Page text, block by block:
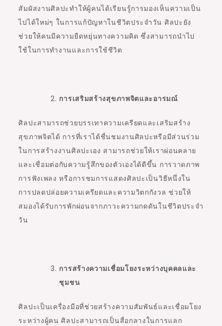
สัมผัสงานศิลปะทำให้ผู้คนได้เรียนรู้การมองเห็นความเป็น
ไปได้ใหม่ๆ ในการแก้ปัญหาในชีวิตประจำวัน ศิลปะยัง
ช่วยให้คนมีความยืดหยุ่นทางความคิด ซึ่งสามารถนำไป
ใช้ในการทำงานและการใช้ชีวิต
การเสริมสร้างสุขภาพจิตและอารมณ์
ศิลปะสามารถช่วยบรรเทาความเครียดและเสริมสร้าง
สุขภาพจิตได้ การที่เราได้ชื่นชมงานศิลปะหรือมีส่วนร่วม
ในการสร้างงานศิลปะเอง สามารถช่วยให้เราผ่อนคลาย
และเชื่อมต่อกับความรู้สึกของตัวเองได้ดีขึ้น การวาดภาพ
การฟังเพลง หรือการชมการแสดงศิลปะเป็นวิธีหนึ่งใน
การปลดปล่อยความเครียดและความวิตกกังวล ช่วยให้
สมองได้รับการพักผ่อนจากภาวะความกดดันในชีวิตประจำ
วัน
การสร้างความเชื่อมโยงระหว่างบุคคลและ
ชุมชน
ศิลปะเป็นเครื่องมือที่ช่วยสร้างความสัมพันธ์และเชื่อมโยง
ระหว่างผู้คน ศิลปะสามารถเป็นสื่อกลางในการแลก